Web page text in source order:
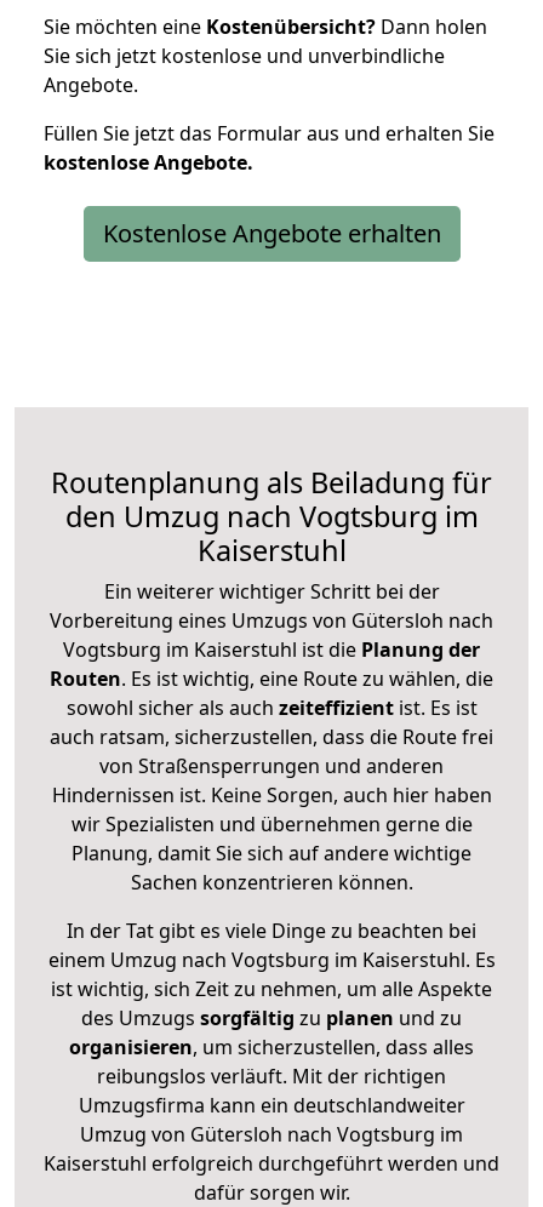
Sie möchten eine Kostenübersicht? Dann holen
Sie sich jetzt kostenlose und unverbindliche
Angebote.
Füllen Sie jetzt das Formular aus und erhalten Sie
kostenloseAngebote.
Kostenlose Angebote erhalten
Routenplanung als Beiladung für
den Umzug nach Vogtsburg im
Kaiserstuhl
Ein weiterer wichtiger Schritt bei der
Vorbereitung eines Umzugs von Gütersloh nach
Vogtsburg im Kaiserstuhl ist die Planung der
Routen. Es ist wichtig, eine Route zu wählen, die
sowohl sicher als auch zeiteffizientist. Es ist
auch ratsam, sicherzustellen, dass die Route frei
von Straßensperrungen und anderen
Hindernissen ist. Keine Sorgen, auch hier haben
wir Spezialisten und übernehmen gerne die
Planung, damit Sie sich auf andere wichtige
Sachen konzentrieren können.
In der Tat gibt es viele Dinge zu beachten bei
einem Umzug nach Vogtsburg im Kaiserstuhl. Es
ist wichtig, sich Zeit zu nehmen, um alle Aspekte
des Umzugs sorgfältig zu planen und zu
organisieren, um sicherzustellen, dass alles
reibungslos verläuft. Mit der richtigen
Umzugsfirma kann ein deutschlandweiter
Umzug von Gütersloh nach Vogtsburg im
Kaiserstuhl erfolgreich durchgeführt werden und
dafür sorgen wir.